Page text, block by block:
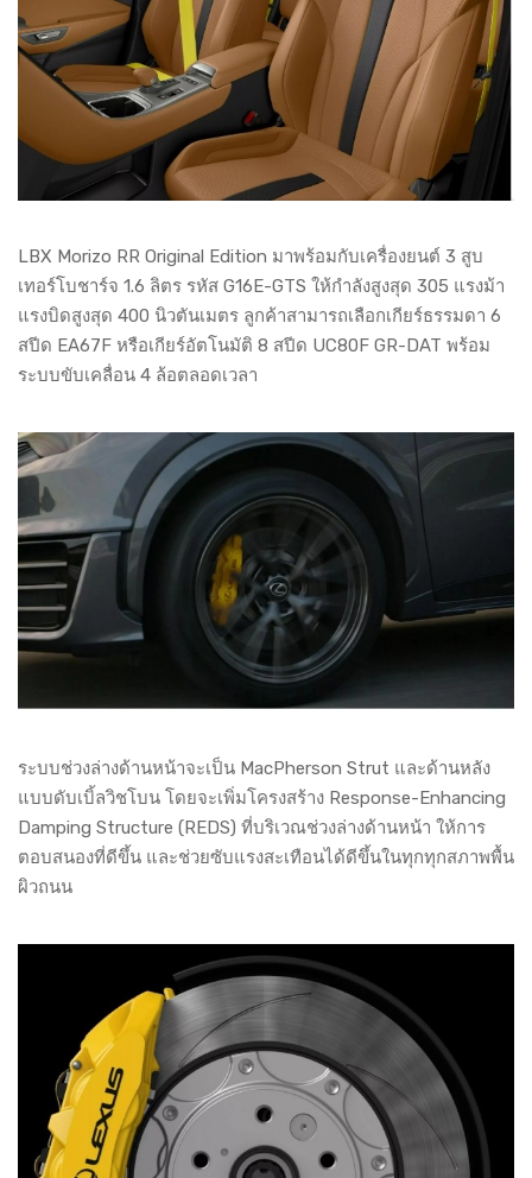
LBX Morizo RR Original Edition มาพร้อมกับเครื่องยนต์ 3 สูบ
เทอร์โบชาร์จ 1.6 ลิตร รหัส G16E-GTS ให้กำลังสูงสุด 305 แรงม้า
แรงบิดสูงสุด 400 นิวตันเมตร ลูกค้าสามารถเลือกเกียร์ธรรมดา 6
สปีด EA67F หรือเกียร์อัตโนมัติ 8 สปีด UC80F GR-DAT พร้อม
ระบบขับเคลื่อน 4 ล้อตลอดเวลา
ระบบช่วงล่างด้านหน้าจะเป็น MacPherson Strut และด้านหลัง
แบบดับเบิ้ลวิชโบน โดยจะเพิ่มโครงสร้าง Response-Enhancing
Damping Structure (REDS) ที่บริเวณช่วงล่างด้านหน้า ให้การ
ตอบสนองที่ดีขึ้น และช่วยซับแรงสะเทือนได้ดีขึ้นในทุกทุกสภาพพื้น
ผิวถนน